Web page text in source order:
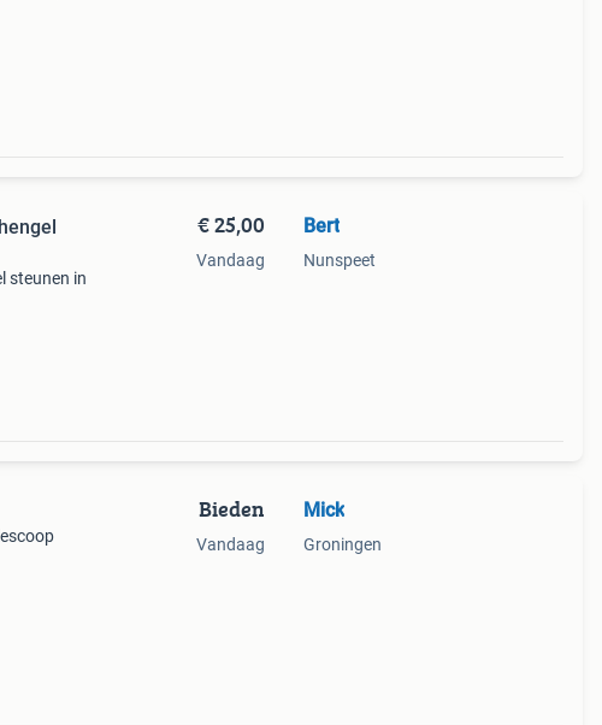
steunen in
€ 25,00
Vandaag
Bert
Nunspeet
Bieden
Vandaag
Mick
Groningen